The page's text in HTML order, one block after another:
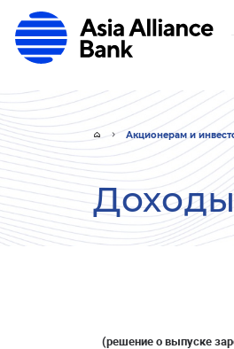
Акционерам и
(решение о выпуске